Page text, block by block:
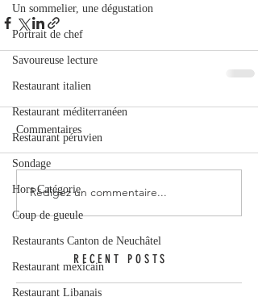
Un sommelier, une dégustation
Portrait de chef
Savoureuse lecture
Restaurant italien
Restaurant méditerranéen
Restaurant péruvien
Sondage
Hors Catégorie
Coup de gueule
Restaurants Canton de Neuchâtel
Restaurant mexicain
Restaurant Libanais
Commentaires
Rédigez un commentaire...
RECENT POSTS